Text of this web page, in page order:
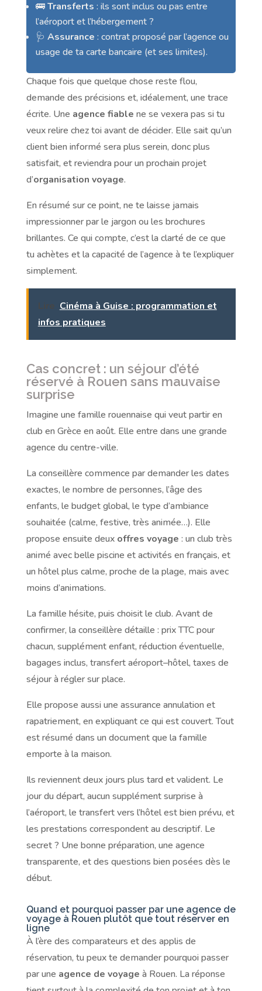
🚌Transferts : ils sont inclus ou pas entre
l’aéroport et l’hébergement ?
🩺 Assurance : contrat proposé par l’agence ou
usage de ta carte bancaire (et ses limites).
Chaque fois que quelque chose reste flou,
demande des précisions et, idéalement, une trace
écrite. Une agence fiable ne se vexera pas si tu
veux relire chez toi avant de décider. Elle sait qu’un
client bien informé sera plus serein, donc plus
satisfait, et reviendra pour un prochain projet
d’organisation voyage.
En résumé sur ce point, ne te laisse jamais
impressionner par le jargon ou les brochures
brillantes. Ce qui compte, c’est la clarté de ce que
tu achètes et la capacité de l’agence à te l’expliquer
simplement.
Lire Cinéma à Guise : programmation et
infos pratiques
Cas concret : un séjour d’été
réservé à Rouen sans mauvaise
surprise
Imagine une famille rouennaise qui veut partir en
club en Grèce en août. Elle entre dans une grande
agence du centre-ville.
La conseillère commence par demander les dates
exactes, le nombre de personnes, l’âge des
enfants, le budget global, le type d’ambiance
souhaitée (calme, festive, très animée…). Elle
propose ensuite deux offres voyage : un club très
animé avec belle piscine et activités en français, et
un hôtel plus calme, proche de la plage, mais avec
moins d’animations.
La famille hésite, puis choisit le club. Avant de
confirmer, la conseillère détaille : prix TTC pour
chacun, supplément enfant, réduction éventuelle,
bagages inclus, transfert aéroport–hôtel, taxes de
séjour à régler sur place.
Elle propose aussi une assurance annulation et
rapatriement, en expliquant ce qui est couvert. Tout
est résumé dans un document que la famille
emporte à la maison.
Ils reviennent deux jours plus tard et valident. Le
jour du départ, aucun supplément surprise à
l’aéroport, le transfert vers l’hôtel est bien prévu, et
les prestations correspondent au descriptif. Le
secret ? Une bonne préparation, une agence
transparente, et des questions bien posées dès le
début.
Quand et pourquoi passer par une agence de
voyage à Rouen plutôt que tout réserver en
ligne
À l’ère des comparateurs et des applis de
réservation, tu peux te demander pourquoi passer
par une agence de voyage à Rouen. La réponse